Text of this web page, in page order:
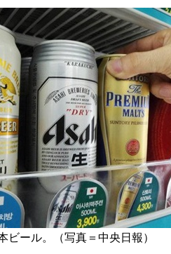
ビール。（写真＝中央日報）